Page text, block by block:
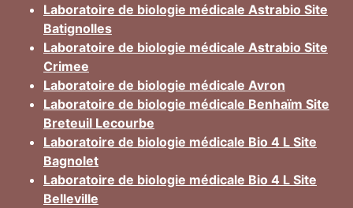
Laboratoire de biologie médicale Astrabio Site
Batignolles
Laboratoire de biologie médicale Astrabio Site
Crimee
Laboratoire de biologie médicale Avron
Laboratoire de biologie médicale Benhaïm Site
Breteuil Lecourbe
Laboratoire de biologie médicale Bio 4 L Site
Bagnolet
Laboratoire de biologie médicale Bio 4 L Site
Belleville